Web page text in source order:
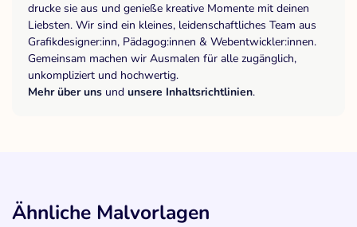
drucke sie aus und genieße kreative Momente mit deinen
Liebsten. Wir sind ein kleines, leidenschaftliches Team aus
Grafikdesigner:inn, Pädagog:innen & Webentwickler:innen.
Gemeinsam machen wir Ausmalen für alle zugänglich,
unkompliziert und hochwertig.
Mehr über uns und unsere Inhaltsrichtlinien.
Ähnliche Malvorlagen